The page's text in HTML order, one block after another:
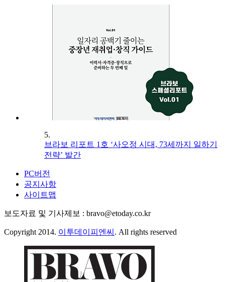
5.
브라보 리포트 1호 ‘사오정 시대, 73세까지 일하기
전략’ 발간
PC버전
공지사항
사이트맵
보도자료 및 기사제보 : bravo@etoday.co.kr
Copyright 2014. 이투데이피엔씨 . All rights reserved